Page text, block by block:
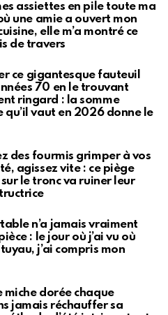
assiettes en pile toute ma
une amie a ouvert mon
elle m’a montré ce
de travers
ce gigantesque fauteuil
70 en le trouvant
ringard : la somme
qu’il vaut en 2026 donne le
des fourmis grimper à vos
agissez vite : ce piège
le tronc va ruiner leur
n’a jamais vraiment
: le jour où j’ai vu où
j’ai compris mon
miche dorée chaque
jamais réchauffer sa